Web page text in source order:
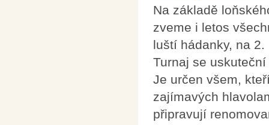
Na základě
zveme i letos
luští hádanky, na
Turnaj se
Je určen všem,
zajímavých
připravují